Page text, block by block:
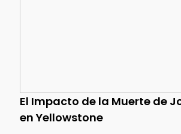
El Impacto de la Muerte de
en Yellowstone